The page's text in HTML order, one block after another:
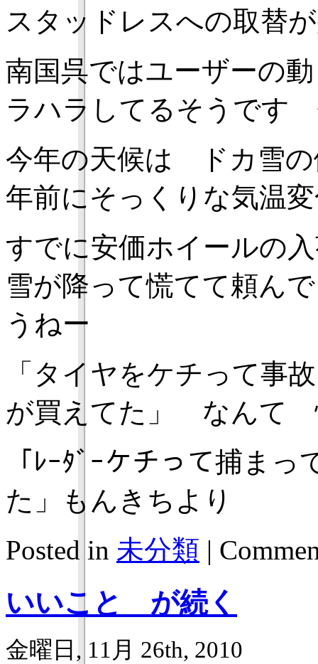
スタッドレスへの取替
南国呉ではユーザーの
ラハラしてるそうで
今年の天候は ドカ雪
年前にそっくりな気温
すでに安価ホイールの
雪が降って慌てて頼ん
うねー
「タイヤをケチって事
が買えてた」 なんて
「ﾚｰﾀﾞｰケチって捕ま
た」もんきちより
Posted in 未分類 |
いいこと が続く
金曜日, 11月 26th, 2010